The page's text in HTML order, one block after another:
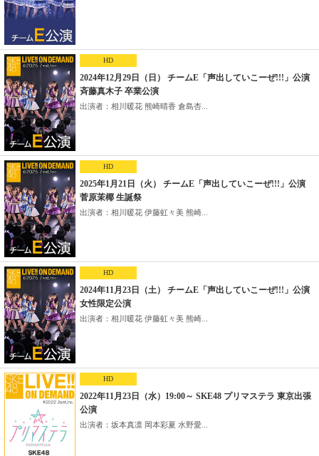
HD
2024年12月29日（日） チームE「声出していこーぜ!!!」公演
斉藤真木子 卒業公演
出演者：相川暖花 熊崎晴香 倉島杏...
HD
2025年1月21日（火） チームE「声出していこーぜ!!!」公演
菅原茉椰 生誕祭
出演者：相川暖花 伊藤虹々美 熊崎...
HD
2024年11月23日（土） チームE「声出していこーぜ!!!」公演
女性限定公演
出演者：相川暖花 伊藤虹々美 熊崎...
HD
2022年11月23日（水）19:00～ SKE48 プリマステラ 東京出張
公演
出演者：坂本真凛 岡本彩夏 水野愛...